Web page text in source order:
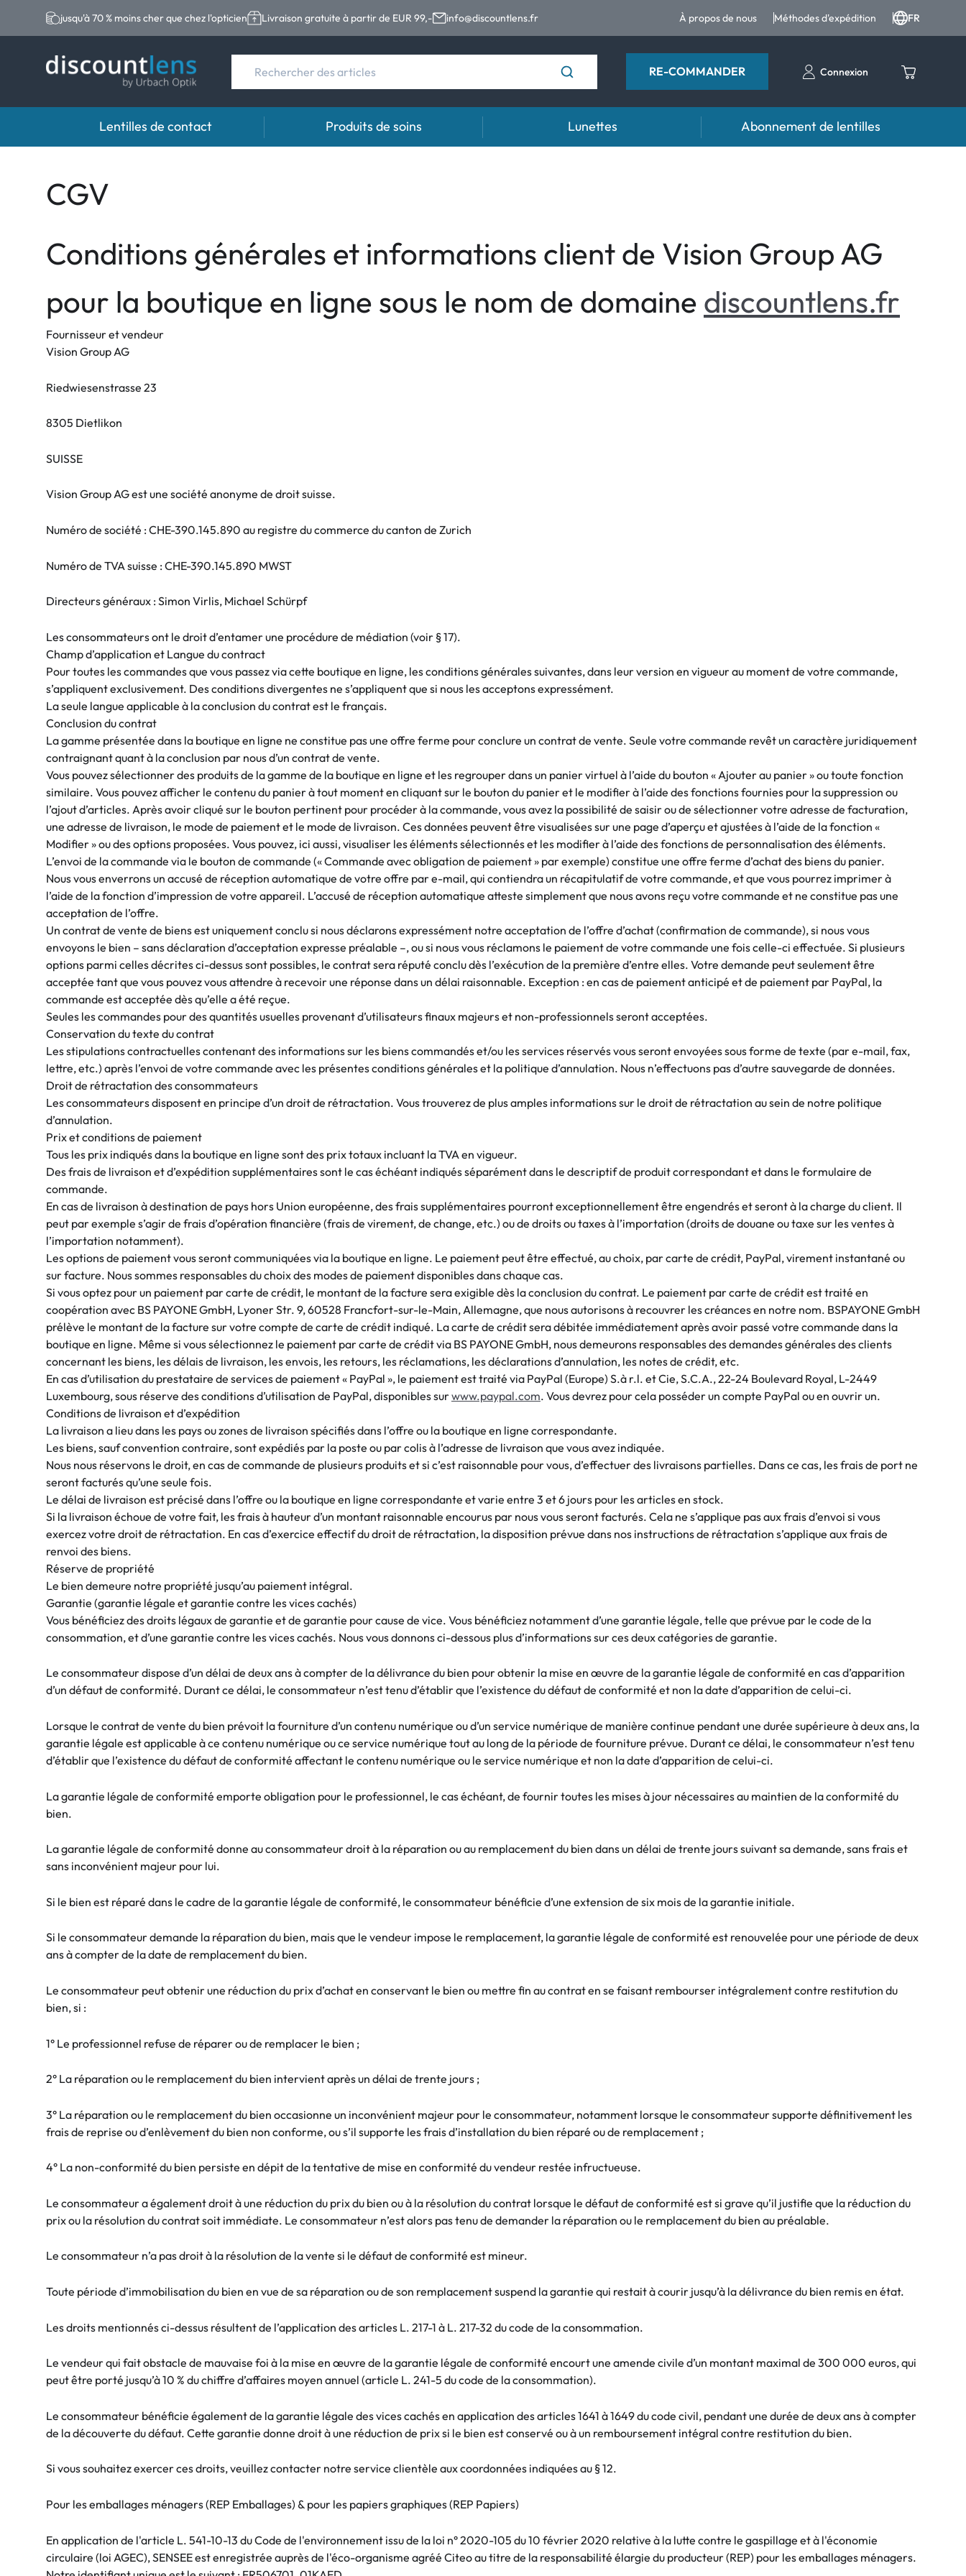
jusqu'à 70 % moins cher que chez l'opticien Livraison gratuite à partir de EUR 99,- info@discountlens.fr À propos de nous Méthodes d'expédition FR
RE-COMMANDER Connexion
Lentilles de contact
Acuvue
Biotrue
Dailies
Precision
Biofinity
Air Optix
Proclear
SofLens
Lentilles multifocales (presbytie) Lentilles mensuelles
Produits de soins
Biotrue
AOSEPT
Lunettes Abonnement de lentilles
CGV
Conditions générales et informations client de Vision Group AG
pour la boutique en ligne sous le nom de domaine discountlens.fr
Fournisseur et vendeur
Vision Group AG
Riedwiesenstrasse 23
8305 Dietlikon
SUISSE
Vision Group AG est une société anonyme de droit suisse.
Numéro de société : CHE-390.145.890 au registre du commerce du canton de Zurich
Numéro de TVA suisse : CHE-390.145.890 MWST
Directeurs généraux : Simon Virlis, Michael Schürpf
Les consommateurs ont le droit d’entamer une procédure de médiation (voir ‎§ 17).
Champ d’application et Langue du contract
Pour toutes les commandes que vous passez via cette boutique en ligne, les conditions générales suivantes, dans leur version en vigueur au moment de votre commande,
s’appliquent exclusivement. Des conditions divergentes ne s’appliquent que si nous les acceptons expressément.
La seule langue applicable à la conclusion du contrat est le français.
Conclusion du contrat
La gamme présentée dans la boutique en ligne ne constitue pas une offre ferme pour conclure un contrat de vente. Seule votre commande revêt un caractère juridiquement
contraignant quant à la conclusion par nous d’un contrat de vente.
Vous pouvez sélectionner des produits de la gamme de la boutique en ligne et les regrouper dans un panier virtuel à l’aide du bouton « Ajouter au panier » ou toute fonction
similaire. Vous pouvez afficher le contenu du panier à tout moment en cliquant sur le bouton du panier et le modifier à l’aide des fonctions fournies pour la suppression ou
l’ajout d’articles. Après avoir cliqué sur le bouton pertinent pour procéder à la commande, vous avez la possibilité de saisir ou de sélectionner votre adresse de facturation,
une adresse de livraison, le mode de paiement et le mode de livraison. Ces données peuvent être visualisées sur une page d’aperçu et ajustées à l’aide de la fonction «
Modifier » ou des options proposées. Vous pouvez, ici aussi, visualiser les éléments sélectionnés et les modifier à l’aide des fonctions de personnalisation des éléments.
L’envoi de la commande via le bouton de commande (« Commande avec obligation de paiement » par exemple) constitue une offre ferme d’achat des biens du panier.
Nous vous enverrons un accusé de réception automatique de votre offre par e-mail, qui contiendra un récapitulatif de votre commande, et que vous pourrez imprimer à
l’aide de la fonction d’impression de votre appareil. L’accusé de réception automatique atteste simplement que nous avons reçu votre commande et ne constitue pas une
acceptation de l’offre.
Un contrat de vente de biens est uniquement conclu si nous déclarons expressément notre acceptation de l’offre d’achat (confirmation de commande), si nous vous
envoyons le bien – sans déclaration d’acceptation expresse préalable –, ou si nous vous réclamons le paiement de votre commande une fois celle-ci effectuée. Si plusieurs
options parmi celles décrites ci-dessus sont possibles, le contrat sera réputé conclu dès l’exécution de la première d’entre elles. Votre demande peut seulement être
acceptée tant que vous pouvez vous attendre à recevoir une réponse dans un délai raisonnable. Exception : en cas de paiement anticipé et de paiement par PayPal, la
commande est acceptée dès qu’elle a été reçue.
Seules les commandes pour des quantités usuelles provenant d’utilisateurs finaux majeurs et non-professionnels seront acceptées.
Conservation du texte du contrat
Les stipulations contractuelles contenant des informations sur les biens commandés et/ou les services réservés vous seront envoyées sous forme de texte (par e-mail, fax,
lettre, etc.) après l’envoi de votre commande avec les présentes conditions générales et la politique d’annulation. Nous n’effectuons pas d’autre sauvegarde de données.
Droit de rétractation des consommateurs
Les consommateurs disposent en principe d’un droit de rétractation. Vous trouverez de plus amples informations sur le droit de rétractation au sein de notre politique
d’annulation.
Prix et conditions de paiement
Tous les prix indiqués dans la boutique en ligne sont des prix totaux incluant la TVA en vigueur.
Des frais de livraison et d’expédition supplémentaires sont le cas échéant indiqués séparément dans le descriptif de produit correspondant et dans le formulaire de
commande.
En cas de livraison à destination de pays hors Union européenne, des frais supplémentaires pourront exceptionnellement être engendrés et seront à la charge du client. Il
peut par exemple s’agir de frais d’opération financière (frais de virement, de change, etc.) ou de droits ou taxes à l’importation (droits de douane ou taxe sur les ventes à
l’importation notamment).
Les options de paiement vous seront communiquées via la boutique en ligne. Le paiement peut être effectué, au choix, par carte de crédit, PayPal, virement instantané ou
sur facture. Nous sommes responsables du choix des modes de paiement disponibles dans chaque cas.
Si vous optez pour un paiement par carte de crédit, le montant de la facture sera exigible dès la conclusion du contrat. Le paiement par carte de crédit est traité en
coopération avec BS PAYONE GmbH, Lyoner Str. 9, 60528 Francfort-sur-le-Main, Allemagne, que nous autorisons à recouvrer les créances en notre nom. BSPAYONE GmbH
prélève le montant de la facture sur votre compte de carte de crédit indiqué. La carte de crédit sera débitée immédiatement après avoir passé votre commande dans la
boutique en ligne. Même si vous sélectionnez le paiement par carte de crédit via BS PAYONE GmbH, nous demeurons responsables des demandes générales des clients
concernant les biens, les délais de livraison, les envois, les retours, les réclamations, les déclarations d’annulation, les notes de crédit, etc.
En cas d’utilisation du prestataire de services de paiement « PayPal », le paiement est traité via PayPal (Europe) S.à r.l. et Cie, S.C.A., 22-24 Boulevard Royal, L-2449
Luxembourg, sous réserve des conditions d’utilisation de PayPal, disponibles surwww.paypal.com. Vous devrez pour cela posséder un compte PayPal ou en ouvrir un.
Conditions de livraison et d’expédition
La livraison a lieu dans les pays ou zones de livraison spécifiés dans l’offre ou la boutique en ligne correspondante.
Les biens, sauf convention contraire, sont expédiés par la poste ou par colis à l’adresse de livraison que vous avez indiquée.
Nous nous réservons le droit, en cas de commande de plusieurs produits et si c’est raisonnable pour vous, d’effectuer des livraisons partielles. Dans ce cas, les frais de port ne
seront facturés qu’une seule fois.
Le délai de livraison est précisé dans l’offre ou la boutique en ligne correspondante et varie entre 3 et 6 jours pour les articles en stock.
Si la livraison échoue de votre fait, les frais à hauteur d’un montant raisonnable encourus par nous vous seront facturés. Cela ne s’applique pas aux frais d’envoi si vous
exercez votre droit de rétractation. En cas d’exercice effectif du droit de rétractation, la disposition prévue dans nos instructions de rétractation s’applique aux frais de
renvoi des biens.
Réserve de propriété
Le bien demeure notre propriété jusqu’au paiement intégral.
Garantie (garantie légale et garantie contre les vices cachés)
Vous bénéficiez des droits légaux de garantie et de garantie pour cause de vice. Vous bénéficiez notamment d’une garantie légale, telle que prévue par le code de la
consommation, et d’une garantie contre les vices cachés. Nous vous donnons ci-dessous plus d’informations sur ces deux catégories de garantie.
Le consommateur dispose d’un délai de deux ans à compter de la délivrance du bien pour obtenir la mise en œuvre de la garantie légale de conformité en cas d’apparition
d’un défaut de conformité. Durant ce délai, le consommateur n’est tenu d’établir que l’existence du défaut de conformité et non la date d’apparition de celui-ci.
Lorsque le contrat de vente du bien prévoit la fourniture d’un contenu numérique ou d’un service numérique de manière continue pendant une durée supérieure à deux ans, la
garantie légale est applicable à ce contenu numérique ou ce service numérique tout au long de la période de fourniture prévue. Durant ce délai, le consommateur n’est tenu
d’établir que l’existence du défaut de conformité affectant le contenu numérique ou le service numérique et non la date d’apparition de celui-ci.
La garantie légale de conformité emporte obligation pour le professionnel, le cas échéant, de fournir toutes les mises à jour nécessaires au maintien de la conformité du
bien.
La garantie légale de conformité donne au consommateur droit à la réparation ou au remplacement du bien dans un délai de trente jours suivant sa demande, sans frais et
sans inconvénient majeur pour lui.
Si le bien est réparé dans le cadre de la garantie légale de conformité, le consommateur bénéficie d’une extension de six mois de la garantie initiale.
Si le consommateur demande la réparation du bien, mais que le vendeur impose le remplacement, la garantie légale de conformité est renouvelée pour une période de deux
ans à compter de la date de remplacement du bien.
Le consommateur peut obtenir une réduction du prix d’achat en conservant le bien ou mettre fin au contrat en se faisant rembourser intégralement contre restitution du
bien, si :
1° Le professionnel refuse de réparer ou de remplacer le bien ;
2° La réparation ou le remplacement du bien intervient après un délai de trente jours ;
3° La réparation ou le remplacement du bien occasionne un inconvénient majeur pour le consommateur, notamment lorsque le consommateur supporte définitivement les
frais de reprise ou d’enlèvement du bien non conforme, ou s’il supporte les frais d’installation du bien réparé ou de remplacement ;
4° La non-conformité du bien persiste en dépit de la tentative de mise en conformité du vendeur restée infructueuse.
Le consommateur a également droit à une réduction du prix du bien ou à la résolution du contrat lorsque le défaut de conformité est si grave qu’il justifie que la réduction du
prix ou la résolution du contrat soit immédiate. Le consommateur n’est alors pas tenu de demander la réparation ou le remplacement du bien au préalable.
Le consommateur n’a pas droit à la résolution de la vente si le défaut de conformité est mineur.
Toute période d’immobilisation du bien en vue de sa réparation ou de son remplacement suspend la garantie qui restait à courir jusqu’à la délivrance du bien remis en état.
Les droits mentionnés ci-dessus résultent de l’application des articles L. 217-1 à L. 217-32 du code de la consommation.
Le vendeur qui fait obstacle de mauvaise foi à la mise en œuvre de la garantie légale de conformité encourt une amende civile d’un montant maximal de 300 000 euros, qui
peut être porté jusqu’à 10 % du chiffre d’affaires moyen annuel (article L. 241-5 du code de la consommation).
Le consommateur bénéficie également de la garantie légale des vices cachés en application des articles 1641 à 1649 du code civil, pendant une durée de deux ans à compter
de la découverte du défaut. Cette garantie donne droit à une réduction de prix si le bien est conservé ou à un remboursement intégral contre restitution du bien.
Si vous souhaitez exercer ces droits, veuillez contacter notre service clientèle aux coordonnées indiquées au ‎§ 12.
Pour les emballages ménagers (REP Emballages) & pour les papiers graphiques (REP Papiers)
En application de l'article L. 541-10-13 du Code de l'environnement issu de la loi n° 2020-105 du 10 février 2020 relative à la lutte contre le gaspillage et à l'économie
circulaire (loi AGEC), SENSEE est enregistrée auprès de l'éco-organisme agréé Citeo au titre de la responsabilité élargie du producteur (REP) pour les emballages ménagers.